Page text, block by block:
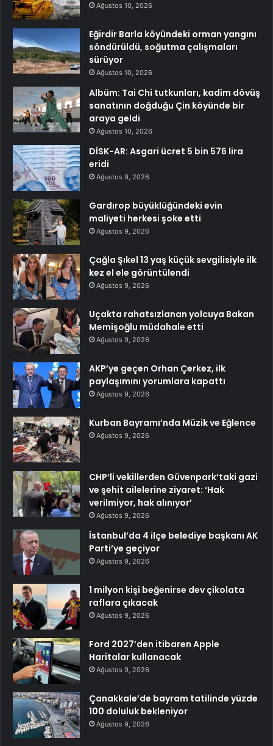
Ağustos 10, 2026
Eğirdir Barla köyündeki orman yangını
söndürüldü, soğutma çalışmaları
sürüyor
Ağustos 10, 2026
Albüm: Tai Chi tutkunları, kadim dövüş
sanatının doğduğu Çin köyünde bir
araya geldi
Ağustos 10, 2026
DİSK-AR: Asgari ücret 5 bin 576 lira
eridi
Ağustos 9, 2026
Gardırop büyüklüğündeki evin
maliyeti herkesi şoke etti
Ağustos 9, 2026
Çağla Şıkel 13 yaş küçük sevgilisiyle ilk
kez el ele görüntülendi
Ağustos 9, 2026
Uçakta rahatsızlanan yolcuya Bakan
Memişoğlu müdahale etti
Ağustos 9, 2026
AKP’ye geçen Orhan Çerkez, ilk
paylaşımını yorumlara kapattı
Ağustos 9, 2026
Kurban Bayramı’nda Müzik ve Eğlence
Ağustos 9, 2026
CHP’li vekillerden Güvenpark’taki gazi
ve şehit ailelerine ziyaret: ‘Hak
verilmiyor, hak alınıyor’
Ağustos 9, 2026
İstanbul’da 4 ilçe belediye başkanı AK
Parti’ye geçiyor
Ağustos 9, 2026
1 milyon kişi beğenirse dev çikolata
raflara çıkacak
Ağustos 9, 2026
Ford 2027’den itibaren Apple
Haritalar kullanacak
Ağustos 9, 2026
Çanakkale’de bayram tatilinde yüzde
100 doluluk bekleniyor
Ağustos 9, 2026